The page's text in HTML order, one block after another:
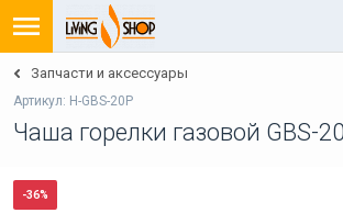
Запчасти и аксессуары
Артикул: H-GBS-20P
Чаша горелки газовой GBS-
-36%